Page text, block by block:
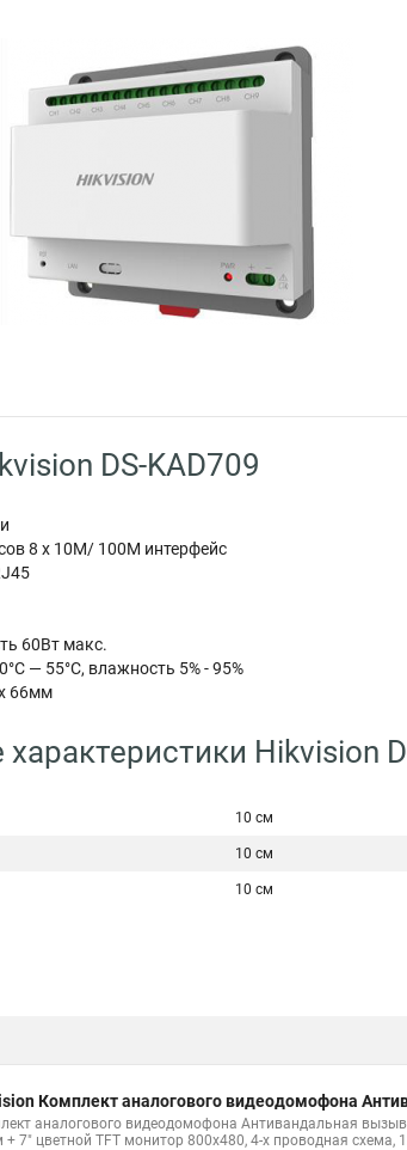
DS-KAD709
8 х 10M/ 100M интерфейс
60Вт макс.
— 55°С, влажность 5% - 95%
66мм
Hikvision
10 см
10 см
10 см
Комплект аналогового видеодомофона
аналогового видеодомофона Антивандальная
+ 7" цветной TFT монитор 800х480, 4-х проводная схема,